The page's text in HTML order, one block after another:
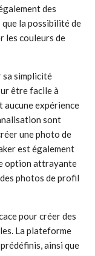
des
la possibilité de
les couleurs de
sa simplicité
être facile à
aucune expérience
sont
une photo de
est également
option attrayante
photos de profil
pour créer des
La plateforme
ainsi que